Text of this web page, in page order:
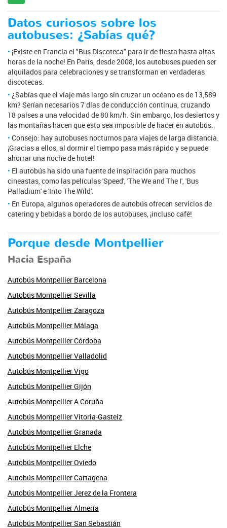
Datos curiosos sobre los
autobuses: ¿Sabías qué?
¡Existe en Francia el "Bus Discoteca" para ir de fiesta hasta altas
horas de la noche! En París, desde 2008, los autobuses pueden ser
alquilados para celebraciones y se transforman en verdaderas
discotecas.
¿Sabías que el viaje más largo sin cruzar un océano es de 13,589
km? Serían necesarios 7 días de conducción continua, cruzando
18 países a una velocidad de 80 km/h. Sin embargo, los desiertos y
las montañas hacen que esto sea imposible de hacer en autobús.
Consejo: hay autobuses nocturnos para viajes de larga distancia.
¡Gracias a ellos, al dormir el tiempo pasa más rápido y se puede
ahorrar una noche de hotel!
El autobús ha sido una fuente de inspiración para muchos
cineastas, como las películas 'Speed', 'The We and The I', 'Bus
Palladium' e 'Into The Wild'.
En Europa, algunos operadores de autobús ofrecen servicios de
catering y bebidas a bordo de los autobuses, ¡incluso café!
Porque desde Montpellier
Hacia España
Autobús Montpellier Barcelona
Autobús Montpellier Sevilla
Autobús Montpellier Zaragoza
Autobús Montpellier Málaga
Autobús Montpellier Córdoba
Autobús Montpellier Valladolid
Autobús Montpellier Vigo
Autobús Montpellier Gijón
Autobús Montpellier A Coruña
Autobús Montpellier Vitoria-Gasteiz
Autobús Montpellier Granada
Autobús Montpellier Elche
Autobús Montpellier Oviedo
Autobús Montpellier Cartagena
Autobús Montpellier Jerez de la Frontera
Autobús Montpellier Almería
Autobús Montpellier San Sebastián